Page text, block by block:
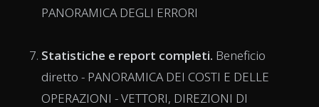
PANORAMICA DEGLI ERRORI
Statistiche e report completi. Beneficio
diretto - PANORAMICA DEI COSTI E DELLE
OPERAZIONI - VETTORI, DIREZIONI DI